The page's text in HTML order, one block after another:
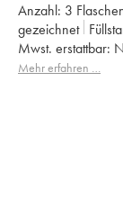
Anzahl: 3
gezeichnet
Mwst. erstattbar:
Appellation: Saint-
Mehr erfahren …